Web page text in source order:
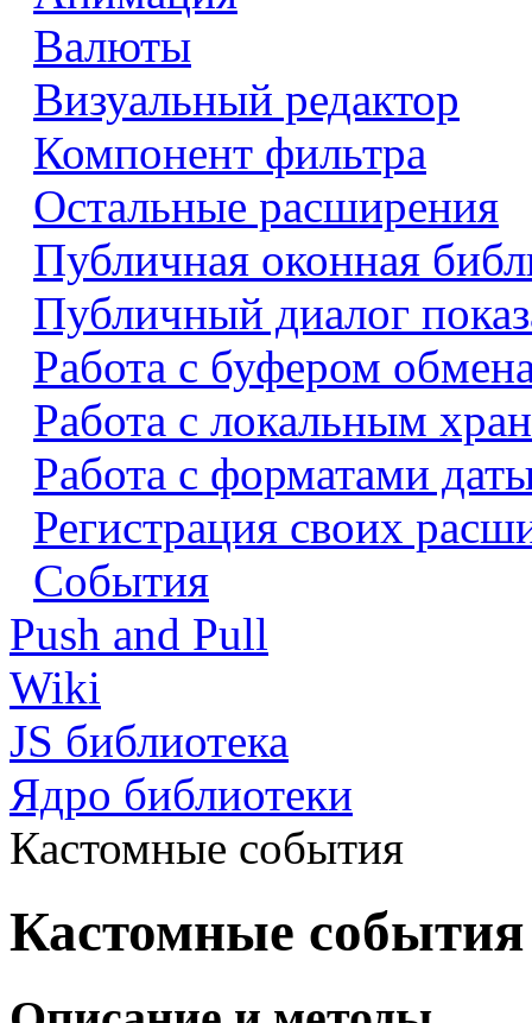
Валюты
Визуальный редактор
Компонент фильтра
Остальные расширения
Публичная оконная
Публичный диалог
Работа с буфером
Работа с локальным
Работа с форматами
Регистрация своих
События
Push and Pull
Wiki
JS библиотека
Ядро библиотеки
Кастомные события
Кастомные события